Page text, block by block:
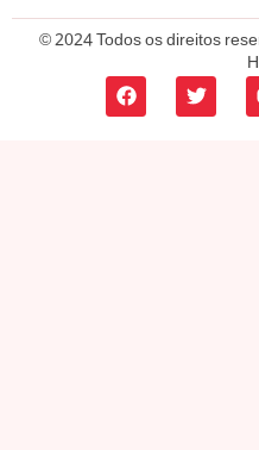
© 2024 Todos os direitos